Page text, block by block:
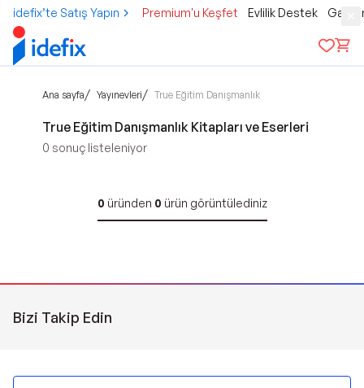
idefix’te Satış Yapın Premium'u Keşfet Evlilik Destek
Ana sayfa/ Yayınevleri/ True Eğitim Danışmanlık
True Eğitim Danışmanlık Kitapları ve Eserleri
0 sonuç listeleniyor
0 üründen 0 ürün görüntülediniz
Bizi Takip Edin